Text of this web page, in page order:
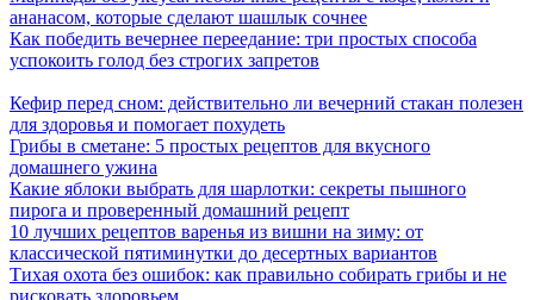
ананасом, которые сделают шашлык сочнее
Как победить вечернее переедание: три простых способа
успокоить голод без строгих запретов
Кефир перед сном: действительно ли вечерний стакан полезен
для здоровья и помогает похудеть
Грибы в сметане: 5 простых рецептов для вкусного
домашнего ужина
Какие яблоки выбрать для шарлотки: секреты пышного
пирога и проверенный домашний рецепт
10 лучших рецептов варенья из вишни на зиму: от
классической пятиминутки до десертных вариантов
Тихая охота без ошибок: как правильно собирать грибы и не
рисковать здоровьем